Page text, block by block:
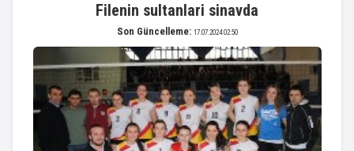
Filenin sultanlari sinavda
Son Güncelleme: 17.07.2024 02:50